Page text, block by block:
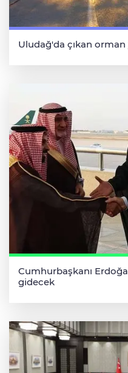
Uludağ'da çıkan orman
Cumhurbaşkanı
gidecek